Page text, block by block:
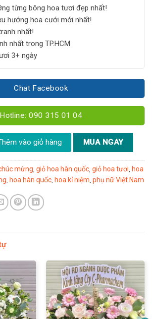
từng bông hoa tươi đẹp nhất!
hướng hoa cưới mới nhất!
nhất!
nhất trong TP.HCM
3+ ngày
Chat Facebook
Hotline: 090 315 01 04
lượngvào giỏ hàng MUA NGAY
mừng, giỏ hoa hàn quốc, giỏ hoa tươi, hoa
, hoa hàn quốc, hoa kỉ niệm, phụ nữ Việt Nam